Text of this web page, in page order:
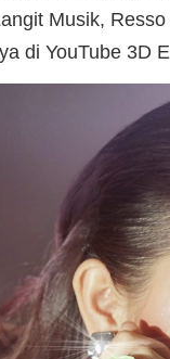
Musik,
di YouTube 3D